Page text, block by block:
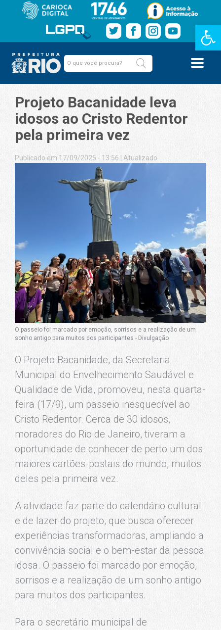
Barra de
Projeto Bacanidade leva
idosos ao Cristo Redentor
pela primeira vez
Publicado em 17/09/2025 - 13:56 Atualizado
O passeio foi marcado por emoção, sorrisos e a realização de um
sonho antigo para muitos dos participantes - Divulgação
O Projeto Bacanidade, da Secretaria
Municipal do Envelhecimento Saudável e
Qualidade de Vida, promoveu, nesta quarta-
feira (17/9), um passeio inesquecível ao
Cristo Redentor. Cerca de 30 idosos,
moradores do Rio de Janeiro, tiveram a
oportunidade de conhecer de perto um dos
maiores cartões-postais do mundo, muitos
deles pela primeira vez.
A atividade faz parte do calendário cultural
e de lazer do projeto, que busca oferecer
experiências transformadoras, ampliando a
convivência social e o bem-estar da pessoa
idosa. O passeio foi marcado por emoção,
sorrisos e a realização de um sonho antigo
para muitos dos participantes.
Para o secretário municipal de